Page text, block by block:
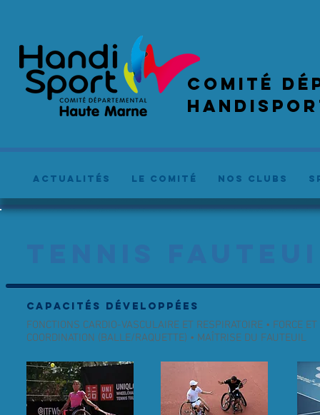
COMIté
actualités le comité NOS CLUBS
FONCTIONS CARDIO-VASCULAIRE ET RESPIRATOIRE • FORCE
COORDINATION (BALLE/RAQUETTE) • MAÎTRISE DU FAUTEUIL
CAPACITÉS DÉVELOPPÉES